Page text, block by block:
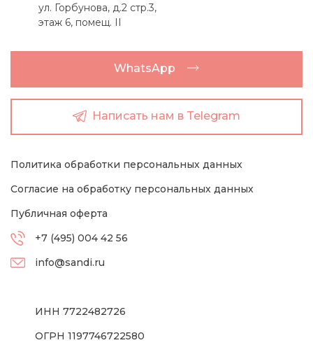
ул. Горбунова, д.2 стр.3,
этаж 6, помещ. II
WhatsApp
Написать нам в Telegram
Политика обработки персональных данных
Согласие на обработку персональных данных
Публичная оферта
+7 (495) 004 42 56
info@sandi.ru
ИНН 7722482726
ОГРН 1197746722580